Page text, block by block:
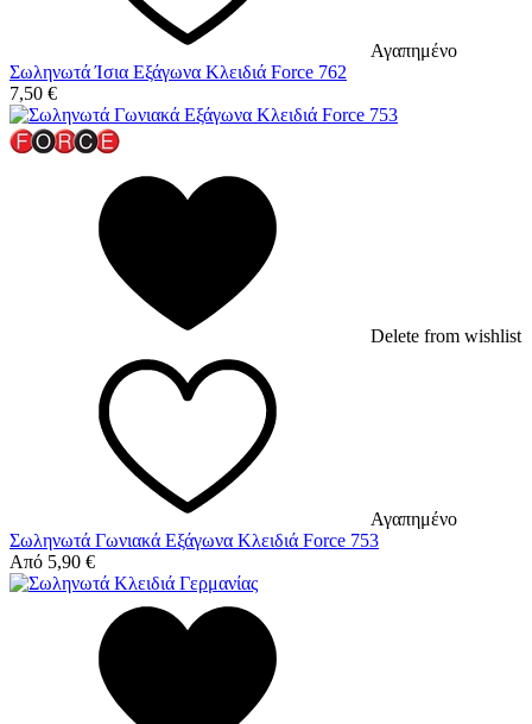
Αγαπημένο
Σωληνωτά Ίσια Εξάγωνα Κλειδιά Force 762
7,50 €
Delete from wishlist
Αγαπημένο
Σωληνωτά Γωνιακά Εξάγωνα Κλειδιά Force 753
Από 5,90 €